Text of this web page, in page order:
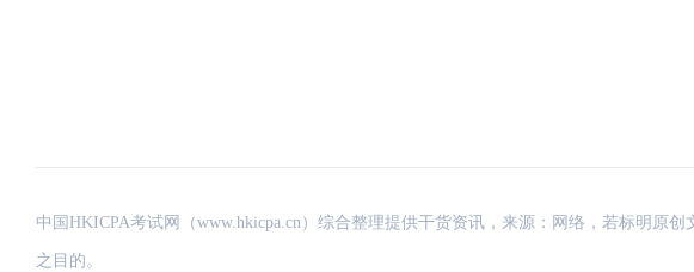
中国HKICPA考试网（www.hkicpa.cn）综合整理提供干货资讯，来源：网络，若标明原
之目的。